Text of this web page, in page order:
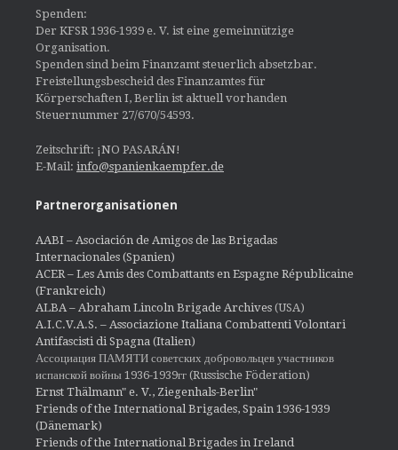
Spenden:
Der KFSR 1936-1939 e. V. ist eine gemeinnützige
Organisation.
Spenden sind beim Finanzamt steuerlich absetzbar.
Freistellungsbescheid des Finanzamtes für
Körperschaften I, Berlin ist aktuell vorhanden
Steuernummer 27/670/54593.
Zeitschrift: ¡NO PASARÁN!
E-Mail: info@spanienkaempfer.de
Partnerorganisationen
AABI – Asociación de Amigos de las Brigadas
Internacionales (Spanien)
ACER – Les Amis des Combattants en Espagne Républicaine
(Frankreich)
ALBA – Abraham Lincoln Brigade Archives (USA)
A.I.C.V.A.S. – Associazione Italiana Combattenti Volontari
Antifascisti di Spagna (Italien)
Ассоциация ПАМЯТИ советских добровольцев участников
испанской войны 1936-1939гг (Russische Föderation)
Ernst Thälmann" e. V., Ziegenhals-Berlin"
Friends of the International Brigades, Spain 1936-1939
(Dänemark)
Friends of the International Brigades in Ireland